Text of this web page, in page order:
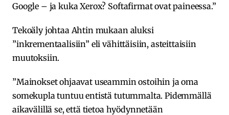
Google – ja kuka Xerox? Softafirmat ovat paineessa.”
Tekoäly johtaa Ahtin mukaan aluksi
”inkrementaalisiin” eli vähittäisiin, asteittaisiin
muutoksiin.
”Mainokset ohjaavat useammin ostoihin ja oma
somekupla tuntuu entistä tutummalta. Pidemmällä
aikavälillä se, että tietoa hyödynnetään